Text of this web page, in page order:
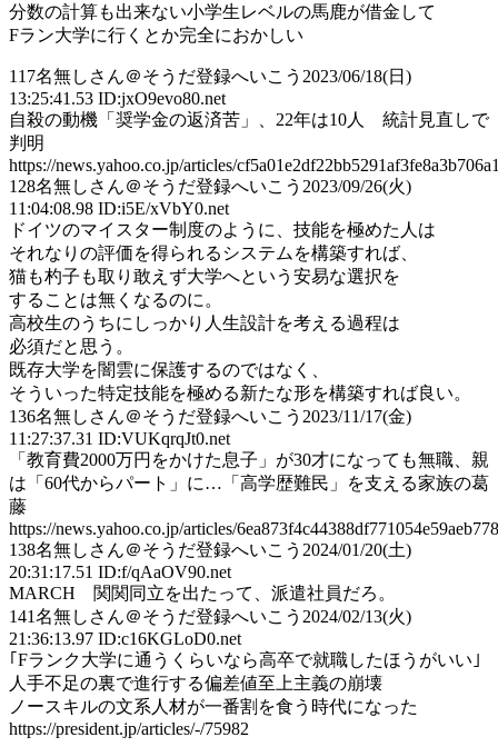
分数の計算も出来ない小学生レベルの馬鹿が借金して
Fラン大学に行くとか完全におかしい
117名無しさん＠そうだ登録へいこう 2023/06/18(日)
13:25:41.53 ID:jxO9evo80.net
自殺の動機「奨学金の返済苦」、22年は10人 統計見直しで
判明
https://news.yahoo.co.jp/articles/
128名無しさん＠そうだ登録へいこう 2023/09/26(火)
11:04:08.98 ID:i5E/xVbY0.net
ドイツのマイスター制度のように、技能を極めた人は
それなりの評価を得られるシステムを構築すれば、
猫も杓子も取り敢えず大学へという安易な選択を
することは無くなるのに。
高校生のうちにしっかり人生設計を考える過程は
必須だと思う。
既存大学を闇雲に保護するのではなく、
そういった特定技能を極める新たな形を構築すれば良い。
136名無しさん＠そうだ登録へいこう 2023/11/17(金)
11:27:37.31 ID:VUKqrqJt0.net
「教育費2000万円をかけた息子」が30才になっても無職、親
は「60代からパート」に…「高学歴難民」を支える家族の葛
藤
https://news.yahoo.co.jp/articles/
138名無しさん＠そうだ登録へいこう 2024/01/20(土)
20:31:17.51 ID:f/qAaOV90.net
MARCH 関関同立を出たって、派遣社員だろ。
141名無しさん＠そうだ登録へいこう 2024/02/13(火)
21:36:13.97 ID:c16KGLoD0.net
｢Fランク大学に通うくらいなら高卒で就職したほうがいい｣
人手不足の裏で進行する偏差値至上主義の崩壊
ノースキルの文系人材が一番割を食う時代になった
https://president.jp/articles/-/75982